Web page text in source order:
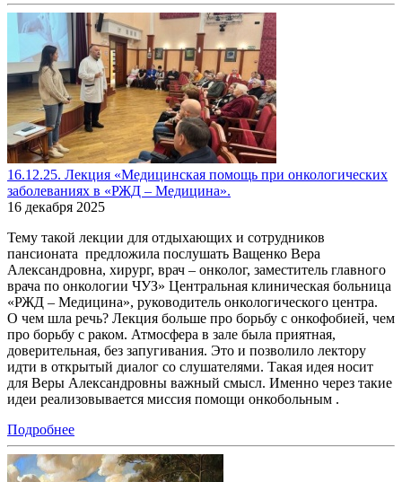
16.12.25. Лекция «Медицинская помощь при онкологических
заболеваниях в «РЖД – Медицина».
16 декабря 2025
Тему такой лекции для отдыхающих и сотрудников
пансионата предложила послушать Ващенко Вера
Александровна, хирург, врач – онколог, заместитель главного
врача по онкологии ЧУЗ» Центральная клиническая больница
«РЖД – Медицина», руководитель онкологического центра.
О чем шла речь? Лекция больше про борьбу с онкофобией, чем
про борьбу с раком. Атмосфера в зале была приятная,
доверительная, без запугивания. Это и позволило лектору
идти в открытый диалог со слушателями. Такая идея носит
для Веры Александровны важный смысл. Именно через такие
идеи реализовывается миссия помощи онкобольным .
Подробнее